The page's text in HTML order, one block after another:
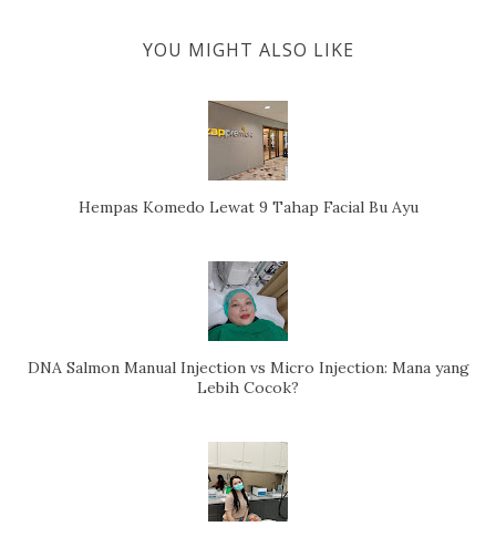
YOU MIGHT ALSO LIKE
Hempas Komedo Lewat 9 Tahap Facial Bu Ayu
DNA Salmon Manual Injection vs Micro Injection: Mana yang
Lebih Cocok?